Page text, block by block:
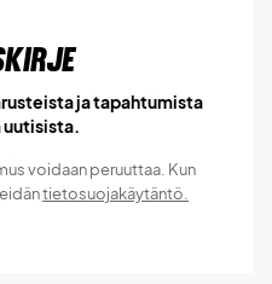
ja tapahtumista
voidaan peruuttaa. Kun
tietosuojakäytäntö.